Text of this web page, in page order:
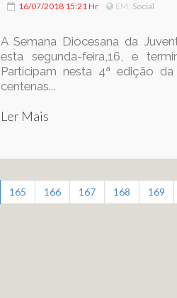
16/07/2018 15:21 Hr EM: Social
A Semana Diocesana da
esta segunda-feira,16, e
Participam nesta 4ª edição
centenas...
Ler Mais
165 166 167 168 169